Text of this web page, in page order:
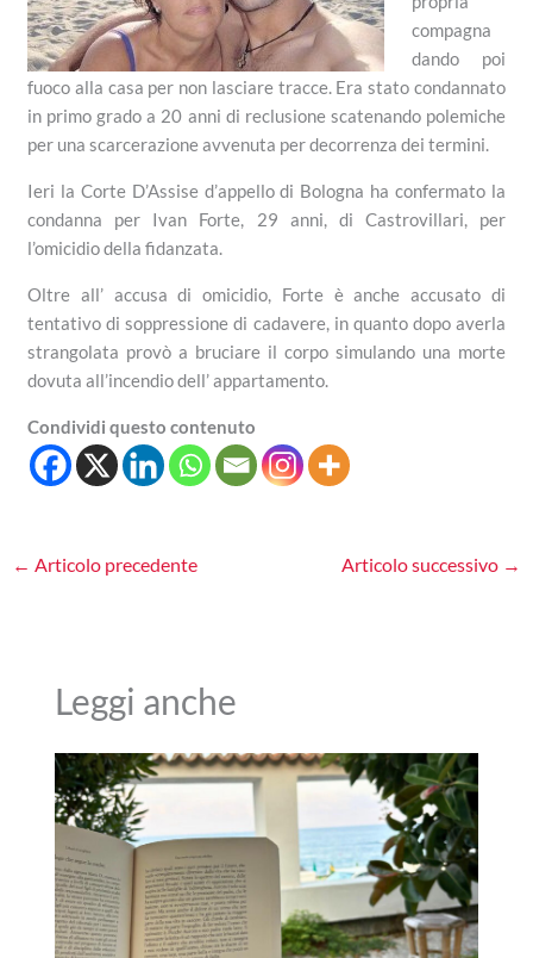
compagna
dando poi
fuoco alla casa per non lasciare tracce. Era stato condannato
in primo grado a 20 anni di reclusione scatenando polemiche
per una scarcerazione avvenuta per decorrenza dei termini.
Ieri la Corte D’Assise d’appello di Bologna ha confermato la
condanna per Ivan Forte, 29 anni, di Castrovillari, per
l’omicidio della fidanzata.
Oltre all’ accusa di omicidio, Forte è anche accusato di
tentativo di soppressione di cadavere, in quanto dopo averla
strangolata provò a bruciare il corpo simulando una morte
dovuta all’incendio dell’ appartamento.
Condividi questo contenuto
← Articolo precedente Articolo successivo →
Leggi anche